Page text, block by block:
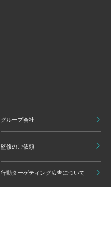
グループ会社
監修のご依頼
行動ターゲティング広告について